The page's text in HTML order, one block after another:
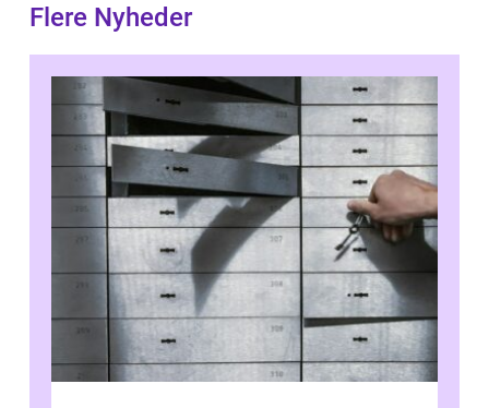
Flere Nyheder